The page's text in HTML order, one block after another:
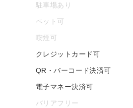
駐車場あり
ペット可
喫煙可
クレジットカード可
QR・バーコード決済可
電子マネー決済可
バリアフリー